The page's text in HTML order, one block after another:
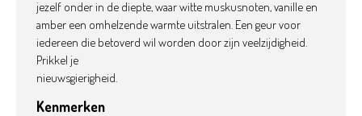
jezelf onder in de diepte, waar witte muskusnoten, vanille en
amber een omhelzende warmte uitstralen. Een geur voor
iedereen die betoverd wil worden door zijn veelzijdigheid.
Prikkel je
nieuwsgierigheid.
Kenmerken